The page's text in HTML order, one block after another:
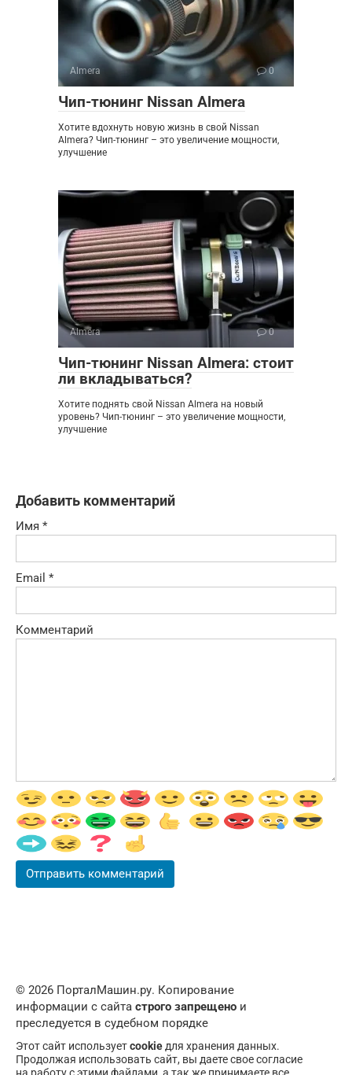
Almera 0
Чип-тюнинг Nissan Almera
Хотите вдохнуть новую жизнь в свой Nissan
Almera? Чип-тюнинг – это увеличение мощности,
улучшение
Almera 0
Чип-тюнинг Nissan Almera: стоит
ли вкладываться?
Хотите поднять свой Nissan Almera на новый
уровень? Чип-тюнинг – это увеличение мощности,
улучшение
Добавить комментарий
Имя *
Email *
Комментарий
© 2026 ПорталМашин.ру. Копирование
информации с сайта строго запрещено и
преследуется в судебном порядке
Этот сайт используетcookie для хранения данных.
Продолжая использовать сайт, вы даете свое согласие